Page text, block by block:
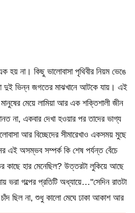
হয় না। কিছু ভালোবাসা পৃথিবীর নিয়ম ভেঙে
দুই ভিন্ন জগতের মাঝখানে আটকে যায়। এই
মেয়ে লামিয়া আর এক শক্তিশালী জীন
না, একবার দেখা হওয়ার পর তাদের ভাগ্য
আর বিচ্ছেদের সীমারেখাও একসময় মুছে
এই অসম্ভব সম্পর্ক কি শেষ পর্যন্ত বেঁচে
কাছে হার মেনেছিল? উত্তরটা লুকিয়ে আছে
ভরা গল্পের প্রতিটি অধ্যায়ে…"সেদিন রাতটা
ছিল না, শুধু কালো মেঘে ঢাকা আকাশ আর